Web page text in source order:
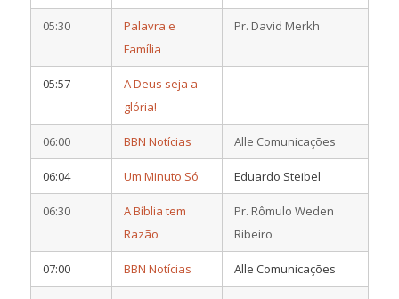
05:30
Palavra e
Família
Pr. David Merkh
05:57
A Deus seja a
glória!
06:00 BBN Notícias Alle Comunicações
06:04 Um Minuto Só Eduardo Steibel
06:30
A Bíblia tem
Razão
Pr. Rômulo Weden
Ribeiro
07:00 BBN Notícias Alle Comunicações